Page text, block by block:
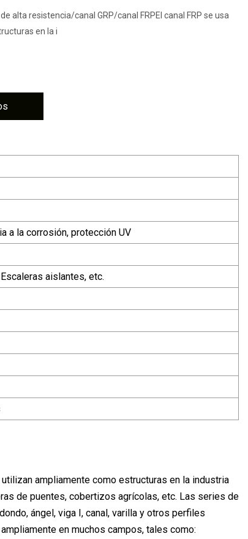
alta resistencia/canal GRP/canal FRPEl canal FRP se usa
en la i
a la corrosión, protección UV
aislantes, etc.
ampliamente como estructuras en la industria
de puentes, cobertizos agrícolas, etc. Las series de
ángel, viga I, canal, varilla y otros perfiles
en muchos campos, tales como: